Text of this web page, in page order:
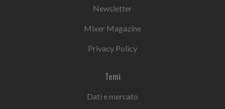
Newsletter
Mixer Magazine
Privacy Policy
Temi
Dati e mercato